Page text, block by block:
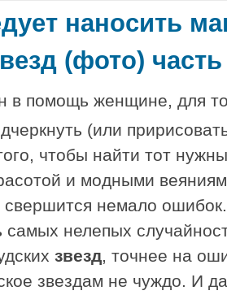
наносить
(фото) часть
в помощь женщине, для
(или
чтобы найти тот
и модными
свершится немало
самых нелепых
звезд, точнее на
звездам не чуждо. И